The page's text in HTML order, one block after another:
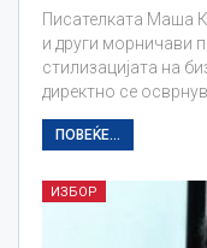
Писателката Маша
и други морничави
стилизацијата на
директно се
ПОВЕЌЕ...
ИЗБОР